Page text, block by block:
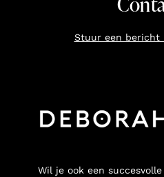
Stuur een bericht
Wil je ook een